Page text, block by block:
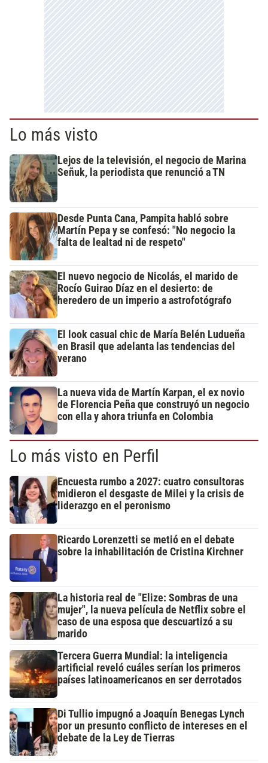
Lo más visto
Lejos de la televisión, el negocio de Marina
Señuk, la periodista que renunció a TN
Desde Punta Cana, Pampita habló sobre
Martín Pepa y se confesó: "No negocio la
falta de lealtad ni de respeto"
El nuevo negocio de Nicolás, el marido de
Rocío Guirao Díaz en el desierto: de
heredero de un imperio a astrofotógrafo
El look casual chic de María Belén Ludueña
en Brasil que adelanta las tendencias del
verano
La nueva vida de Martín Karpan, el ex novio
de Florencia Peña que construyó un negocio
con ella y ahora triunfa en Colombia
Lo más visto en Perfil
Encuesta rumbo a 2027: cuatro consultoras
midieron el desgaste de Milei y la crisis de
liderazgo en el peronismo
Ricardo Lorenzetti se metió en el debate
sobre la inhabilitación de Cristina Kirchner
La historia real de "Elize: Sombras de una
mujer", la nueva película de Netflix sobre el
caso de una esposa que descuartizó a su
marido
Tercera Guerra Mundial: la inteligencia
artificial reveló cuáles serían los primeros
países latinoamericanos en ser derrotados
Di Tullio impugnó a Joaquín Benegas Lynch
por un presunto conflicto de intereses en el
debate de la Ley de Tierras